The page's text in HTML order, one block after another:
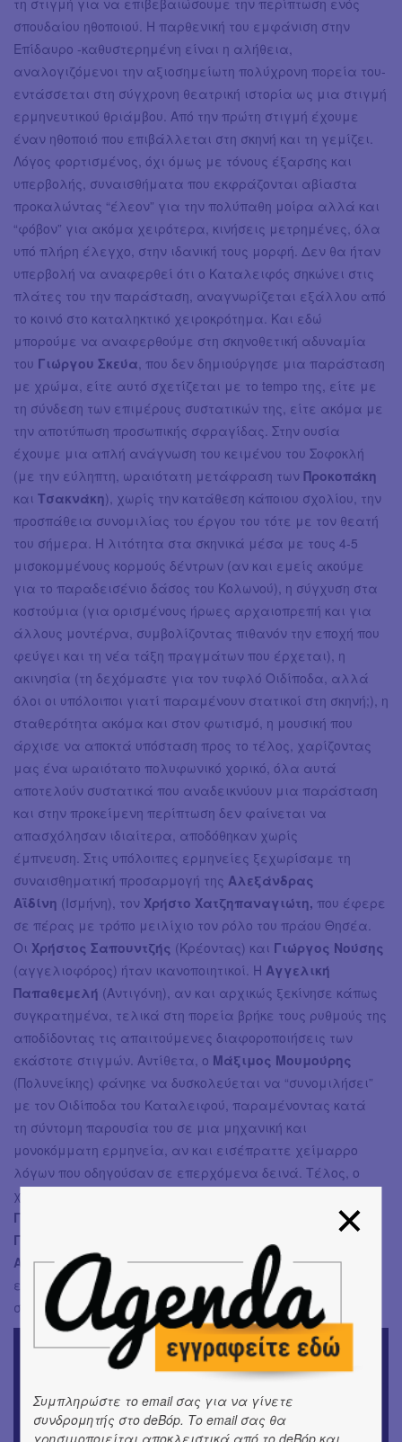
σπουδαίου ηθοποιού. Η παρθενική του εμφάνιση στην
Επίδαυρο -καθυστερημένη είναι η αλήθεια,
αναλογιζόμενοι την αξιοσημείωτη πολύχρονη πορεία του-
εντάσσεται στη σύγχρονη θεατρική ιστορία ως μια στιγμή
ερμηνευτικού θριάμβου. Από την πρώτη στιγμή έχουμε
έναν ηθοποιό που επιβάλλεται στη σκηνή και τη γεμίζει.
Λόγος φορτισμένος, όχι όμως με τόνους έξαρσης και
υπερβολής, συναισθήματα που εκφράζονται αβίαστα
προκαλώντας “έλεον” για την πολύπαθη μοίρα αλλά και
“φόβον” για ακόμα χειρότερα, κινήσεις μετρημένες, όλα
υπό πλήρη έλεγχο, στην ιδανική τους μορφή. Δεν θα ήταν
υπερβολή να αναφερθεί ότι ο Καταλειφός σηκώνει στις
πλάτες του την παράσταση, αναγνωρίζεται εξάλλου από
το κοινό στο καταληκτικό χειροκρότημα. Και εδώ
μπορούμε να αναφερθούμε στη σκηνοθετική αδυναμία
του Γιώργου Σκεύα , που δεν δημιούργησε μια παράσταση
με χρώμα, είτε αυτό σχετίζεται με το tempo της, είτε με
τη σύνδεση των επιμέρους συστατικών της, είτε ακόμα με
την αποτύπωση προσωπικής σφραγίδας. Στην ουσία
έχουμε μια απλή ανάγνωση του κειμένου του Σοφοκλή
(με την εύληπτη, ωραιότατη μετάφραση των Προκοπάκη
και Τσακνάκη), χωρίς την κατάθεση κάποιου σχολίου, την
προσπάθεια συνομιλίας του έργου του τότε με τον θεατή
του σήμερα. Η λιτότητα στα σκηνικά μέσα με τους 4-5
μισοκομμένους κορμούς δέντρων (αν και εμείς ακούμε
για το παραδεισένιο δάσος του Κολωνού), η σύγχυση στα
κοστούμια (για ορισμένους ήρωες αρχαιοπρεπή και για
άλλους μοντέρνα, συμβολίζοντας πιθανόν την εποχή που
φεύγει και τη νέα τάξη πραγμάτων που έρχεται), η
ακινησία (τη δεχόμαστε για τον τυφλό Οιδίποδα, αλλά
όλοι οι υπόλοιποι γιατί παραμένουν στατικοί στη σκηνή;), η
σταθερότητα ακόμα και στον φωτισμό, η μουσική που
άρχισε να αποκτά υπόσταση προς το τέλος, χαρίζοντας
μας ένα ωραιότατο πολυφωνικό χορικό, όλα αυτά
αποτελούν συστατικά που αναδεικνύουν μια παράσταση
και στην προκείμενη περίπτωση δεν φαίνεται να
απασχόλησαν ιδιαίτερα, αποδόθηκαν χωρίς
έμπνευση. Στις υπόλοιπες ερμηνείες ξεχωρίσαμε τη
συναισθηματική προσαρμογή της Αλεξάνδρας
Αϊδίνη (Ισμήνη), τον Χρήστο Χατζηπαναγιώτη, που έφερε
σε πέρας με τρόπο μειλίχιο τον ρόλο του πράου Θησέα.
Οι Χρήστος Σαπουντζής (Κρέοντας) και Γιώργος Νούσης
(αγγελιοφόρος) ήταν ικανοποιητικοί. Η Αγγελική
Παπαθεμελή (Αντιγόνη), αν και αρχικώς ξεκίνησε κάπως
συγκρατημένα, τελικά στη πορεία βρήκε τους ρυθμούς της
αποδίδοντας τις απαιτούμενες διαφοροποιήσεις των
εκάστοτε στιγμών. Αντίθετα, ο Μάξιμος Μουμούρης
(Πολυνείκης) φάνηκε να δυσκολεύεται να “συνομιλήσει”
με τον Οιδίποδα του Καταλειφού, παραμένοντας κατά
τη σύντομη παρουσία του σε μια μηχανική και
μονοκόμματη ερμηνεία, αν και εισέπραττε χείμαρρο
λόγων που οδηγούσαν σε επερχόμενα δεινά. Τέλος, ο
χορός των
Γιώργου Φριντζήλα, Νίκου Δερτιλή,
Γιώργου Μπούτσικα, Πάνου Αποστολόπουλου,
Αντώνη Αντωνιάδη, Πάρι Παρασκευάδη προσπάθησε
εμφανώς για ό,τι ήταν εφικτό μέσα στη γενικότερη
συνθήκη της μονομερούς προσέγγισης.
Συμπληρώστε το email σας για να γίνετε
συνδρομητής στο deBόp. Το email σας θα